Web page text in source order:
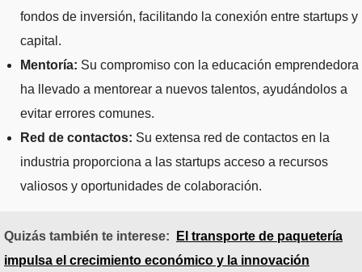
fondos de inversión, facilitando la conexión entre startups y
capital.
Mentoría: Su compromiso con la educación emprendedora
ha llevado a mentorear a nuevos talentos, ayudándolos a
evitar errores comunes.
Red de contactos: Su extensa red de contactos en la
industria proporciona a las startups acceso a recursos
valiosos y oportunidades de colaboración.
Quizás también te interese:
El transporte de paquetería
impulsa el crecimiento económico y la innovación